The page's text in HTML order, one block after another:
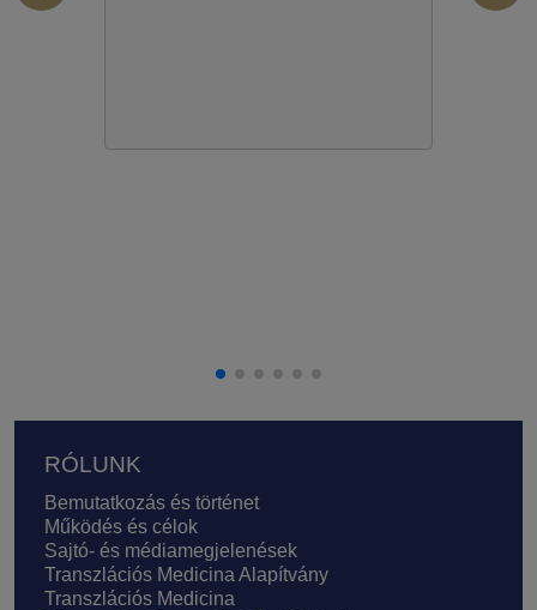
Lábléc
RÓLUNK
Bemutatkozás és történet
Működés és célok
Sajtó- és médiamegjelenések
Transzlációs Medicina Alapítvány
Transzlációs Medicina